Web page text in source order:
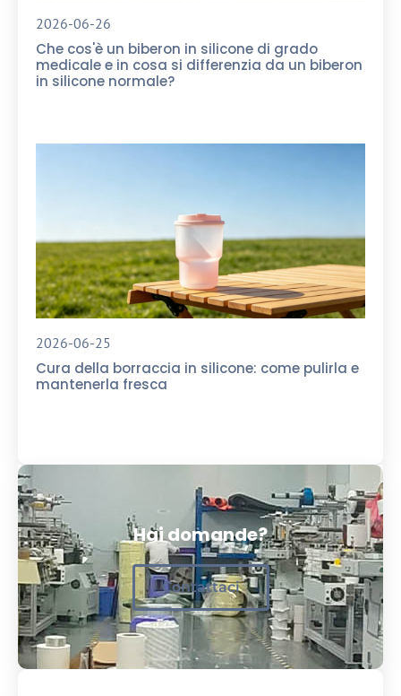
2026-06-26
Che cos'è un biberon in silicone di grado
medicale e in cosa si differenzia da un biberon
in silicone normale?
2026-06-25
Cura della borraccia in silicone: come pulirla e
mantenerla fresca
Hai domande?
Contattaci